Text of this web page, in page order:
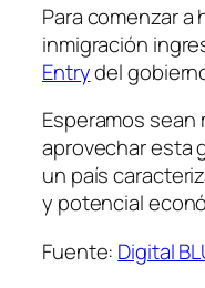
Para comenzar
inmigración
Entrydel
Esperamos
aprovechar esta
un país
y potencial
Fuente: Digital